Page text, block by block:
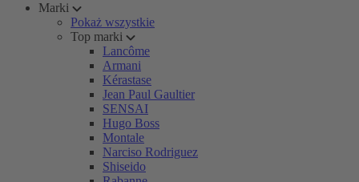
Marki
Pokaż wszystkie
Top marki
Lancôme
Armani
Kérastase
Jean Paul Gaultier
SENSAI
Hugo Boss
Montale
Narciso Rodriguez
Shiseido